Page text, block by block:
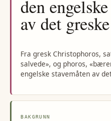
den
av det
Fra gresk Christophoros,
salvede», og phoros,
engelske stavemåten av
BAKGRUNN